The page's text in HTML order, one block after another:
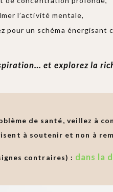
l’activité mentale,
pour un schéma énergisant
et explorez la
de santé, veillez
à soutenir et non à
contraires) : dans la